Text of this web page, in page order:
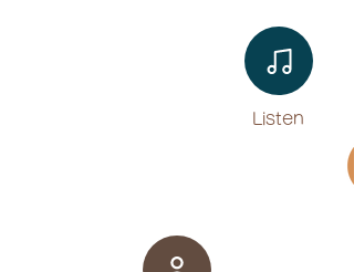
Listen​